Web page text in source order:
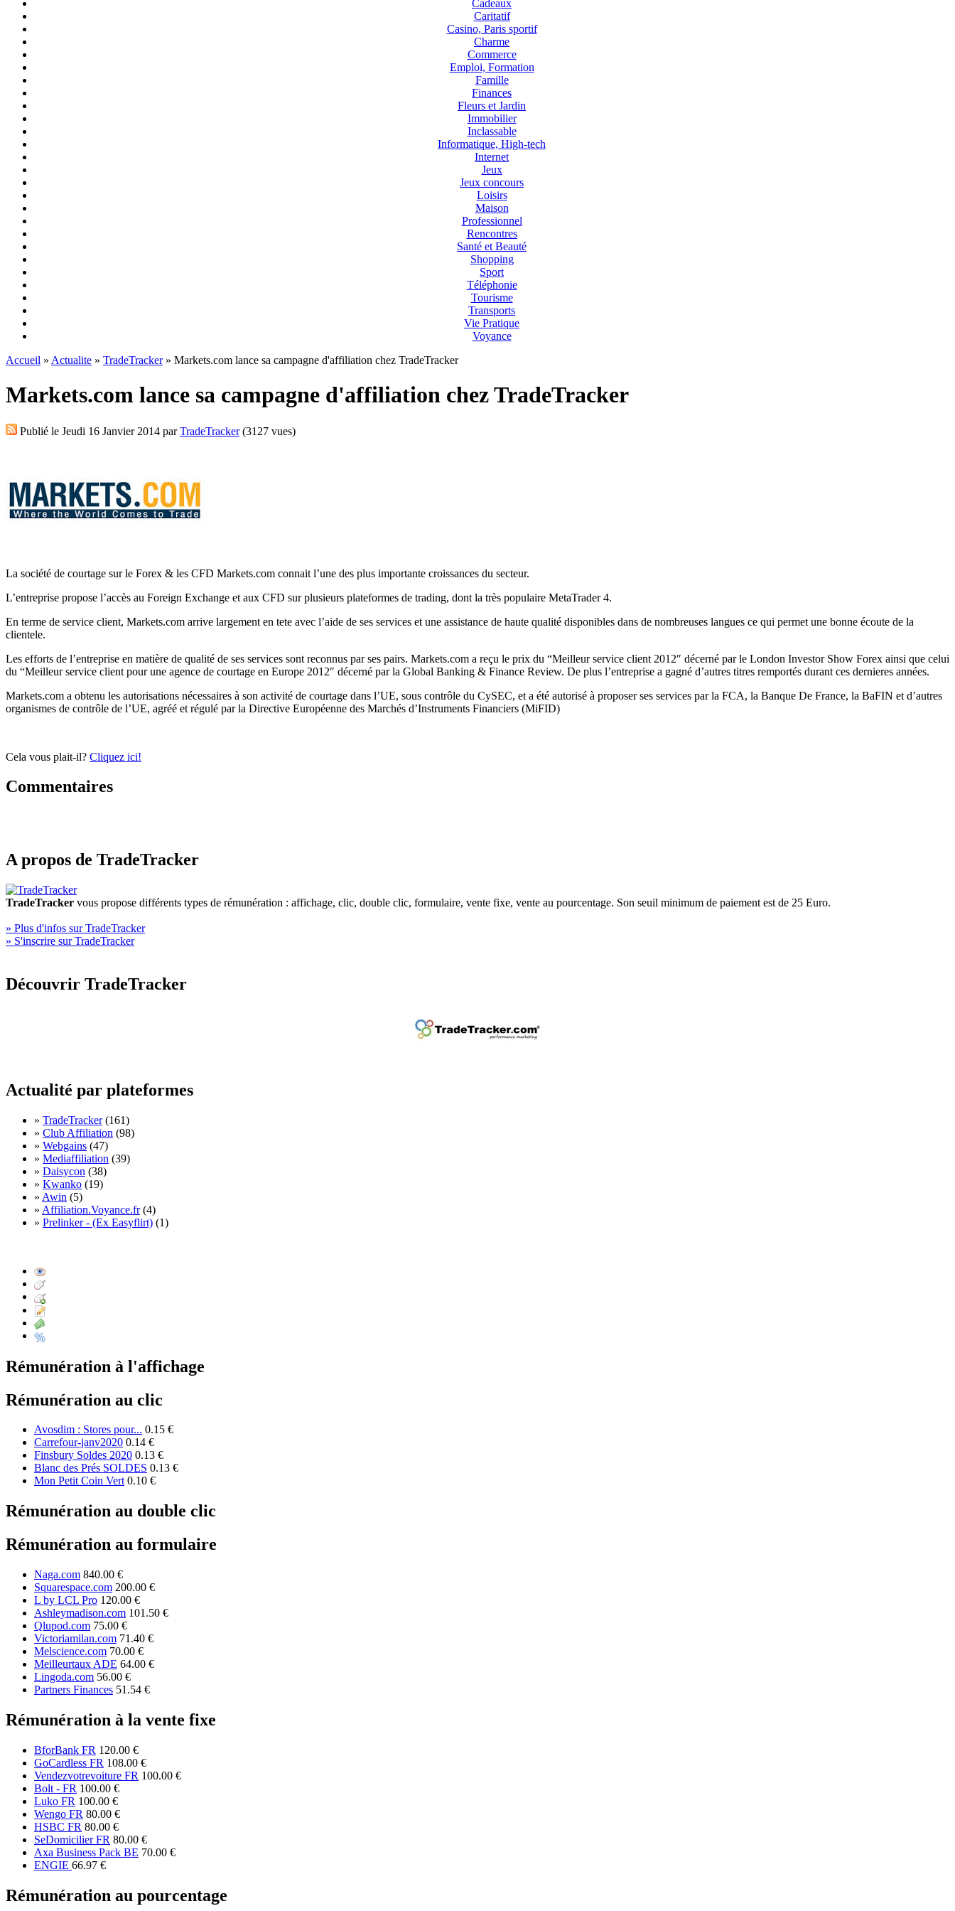
Cadeaux
Caritatif
Casino, Paris sportif
Charme
Commerce
Emploi, Formation
Famille
Finances
Fleurs et Jardin
Immobilier
Inclassable
Informatique, High-tech
Internet
Jeux
Jeux concours
Loisirs
Maison
Professionnel
Rencontres
Santé et Beauté
Shopping
Sport
Téléphonie
Tourisme
Transports
Vie Pratique
Voyance
Accueil » Actualite » TradeTracker» Markets.com lance sa campagne d'affiliation chez TradeTracker
Markets.com lance sa campagne d'affiliation chez TradeTracker
Publié le Jeudi 16 Janvier 2014 parTradeTracker(3127 vues)
La société de courtage sur le Forex & les CFD Markets.com connait l’une des plus importante croissances du secteur.
L’entreprise propose l’accès au Foreign Exchange et aux CFD sur plusieurs plateformes de trading, dont la très populaire MetaTrader 4.
En terme de service client, Markets.com arrive largement en tete avec l’aide de ses services et une assistance de haute qualité disponibles dans de nombreuses langues ce qui permet une bonne écoute de la
clientele.
Les efforts de l’entreprise en matière de qualité de ses services sont reconnus par ses pairs. Markets.com a reçu le prix du “Meilleur service client 2012″ décerné par le London Investor Show Forex ainsi que celui
du “Meilleur service client pour une agence de courtage en Europe 2012″ décerné par la Global Banking & Finance Review. De plus l’entreprise a gagné d’autres titres remportés durant ces dernieres années.
Markets.com a obtenu les autorisations nécessaires à son activité de courtage dans l’UE, sous contrôle du CySEC, et a été autorisé à proposer ses services par la FCA, la Banque De France, la BaFIN et d’autres
organismes de contrôle de l’UE, agréé et régulé par la Directive Européenne des Marchés d’Instruments Financiers (MiFID)
Cela vous plait-il? Cliquez ici!
Commentaires
A propos de TradeTracker
TradeTracker vous propose différents types de rémunération : affichage, clic, double clic, formulaire, vente fixe, vente au pourcentage. Son seuil minimum de paiement est de 25 Euro.
» Plus d'infos sur TradeTracker
» S'inscrire sur TradeTracker
Découvrir TradeTracker
Actualité par plateformes
» TradeTracker (161)
» Club Affiliation (98)
» Webgains (47)
» Mediaffiliation (39)
» Daisycon (38)
» Kwanko (19)
» Awin (5)
» Affiliation.Voyance.fr (4)
» Prelinker - (Ex Easyflirt) (1)
Rémunération à l'affichage
Rémunération au clic
Avosdim : Stores pour... 0.15 €
Carrefour-janv2020 0.14 €
Finsbury Soldes 2020 0.13 €
Blanc des Prés SOLDES 0.13 €
Mon Petit Coin Vert 0.10 €
Rémunération au double clic
Rémunération au formulaire
Naga.com 840.00 €
Squarespace.com 200.00 €
L by LCL Pro 120.00 €
Ashleymadison.com 101.50 €
Qlupod.com 75.00 €
Victoriamilan.com 71.40 €
Melscience.com 70.00 €
Meilleurtaux ADE 64.00 €
Lingoda.com 56.00 €
Partners Finances 51.54 €
Rémunération à la vente fixe
BforBank FR 120.00 €
GoCardless FR 108.00 €
Vendezvotrevoiture FR 100.00 €
Bolt - FR 100.00 €
Luko FR 100.00 €
Wengo FR 80.00 €
HSBC FR 80.00 €
SeDomicilier FR 80.00 €
Axa Business Pack BE 70.00 €
ENGIE 66.97 €
Rémunération au pourcentage